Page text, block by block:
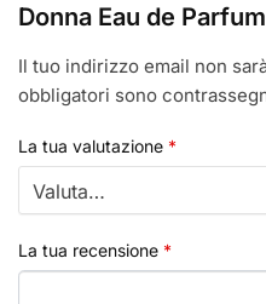
Donna Eau de
Il tuo indirizzo email non
obbligatori sono
La tua valutazione *
La tua recensione *